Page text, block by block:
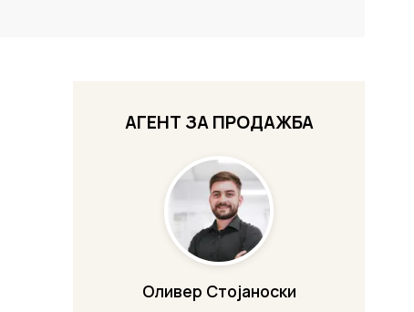
АГЕНТ ЗА ПРОДАЖБА
Оливер Стојаноски